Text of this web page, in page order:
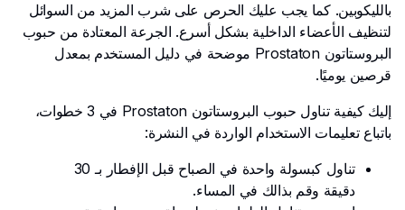
بالليكوبين. كما يجب عليك الحرص على شرب المزيد من السوائل
لتنظيف الأعضاء الداخلية بشكل أسرع. الجرعة المعتادة من حبوب
البروستاتون Prostaton موضحة في دليل المستخدم بمعدل
قرصين يوميًا.
إليك كيفية تناول حبوب البروستاتون Prostaton في 3 خطوات،
باتباع تعليمات الاستخدام الواردة في النشرة:
تناول كبسولة واحدة في الصباح قبل الإفطار بـ 30
دقيقة وقم بذالك في المساء.